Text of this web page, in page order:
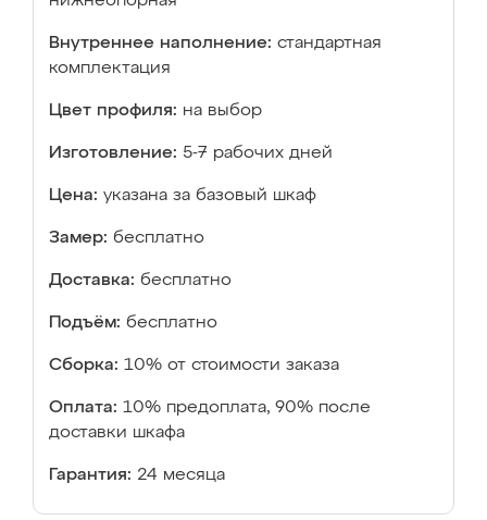
Внутреннее наполнение: стандартная
комплектация
Цвет профиля: на выбор
Изготовление: 5-7 рабочих дней
Цена: указана за базовый шкаф
Замер: бесплатно
Доставка: бесплатно
Подъём: бесплатно
Сборка: 10% от стоимости заказа
Оплата: 10% предоплата, 90% после
доставки шкафа
Гарантия: 24 месяца